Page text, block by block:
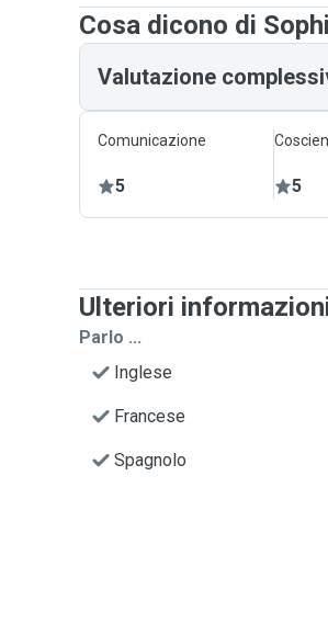
Cosa dicono di
Valutazione
Comunicazione
5 5
Ulteriori
Parlo ...
Inglese
Francese
Spagnolo